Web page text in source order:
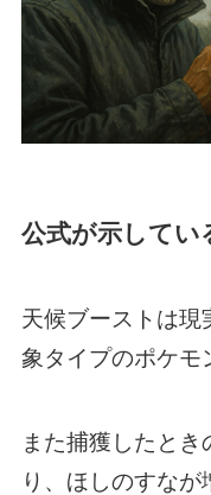
公式が示してい
天候ブーストは現
象タイプのポケモ
また捕獲したと
り、ほしのすなが